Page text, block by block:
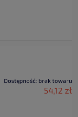
Dostępność: brak towaru
54,12 zł